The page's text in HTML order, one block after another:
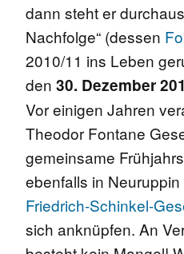
dann steht er
Nachfolge“ (dessen
2010/11 ins Leben
den 30. Dezember
Vor einigen Jahren
Theodor Fontane
gemeinsame
ebenfalls in
Friedrich-Schinkel-
sich anknüpfen. An